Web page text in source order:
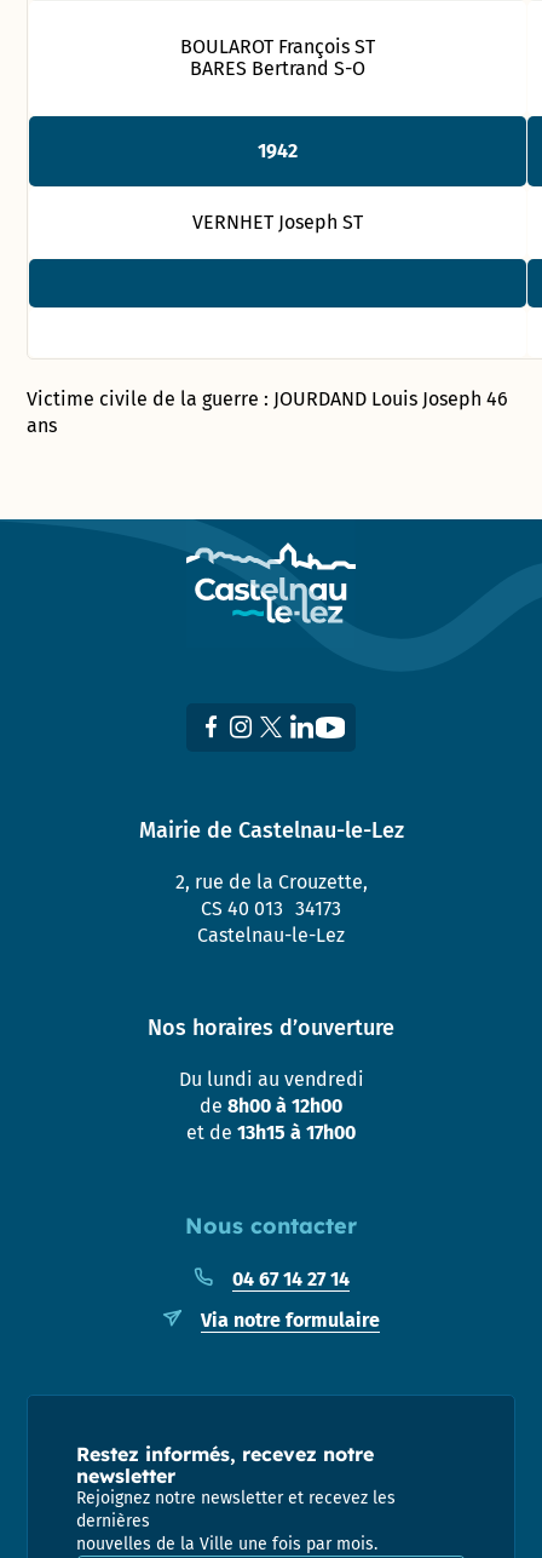
BOULAROT François ST
BARES Bertrand S-O
1942
VERNHET Joseph ST
Victime civile de la guerre : JOURDAND Louis Joseph 46
ans
Nous contacter
04 67 14 27 14
Via notre formulaire
Mairie de Castelnau-le-Lez
2, rue de la Crouzette,
CS 40 013 34173
Castelnau-le-Lez
Nos horaires d’ouverture
Du lundi au vendredi
de 8h00 à 12h00
et de 13h15 à 17h00
Restez informés, recevez notre
newsletter
Rejoignez notre newsletter et recevez les
dernières
nouvelles de la Ville une fois par mois.